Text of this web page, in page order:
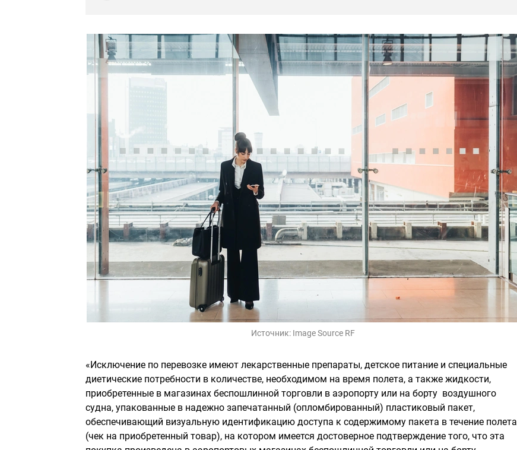
Источник: Image Source RF
«Исключение по перевозке имеют лекарственные препараты, детское питание и специальные
диетические потребности в количестве, необходимом на время полета, а также жидкости,
приобретенные в магазинах беспошлинной торговли в аэропорту или на борту воздушного
судна, упакованные в надежно запечатанный (опломбированный) пластиковый пакет,
обеспечивающий визуальную идентификацию доступа к содержимому пакета в течение полета
(чек на приобретенный товар), на котором имеется достоверное подтверждение того, что эта